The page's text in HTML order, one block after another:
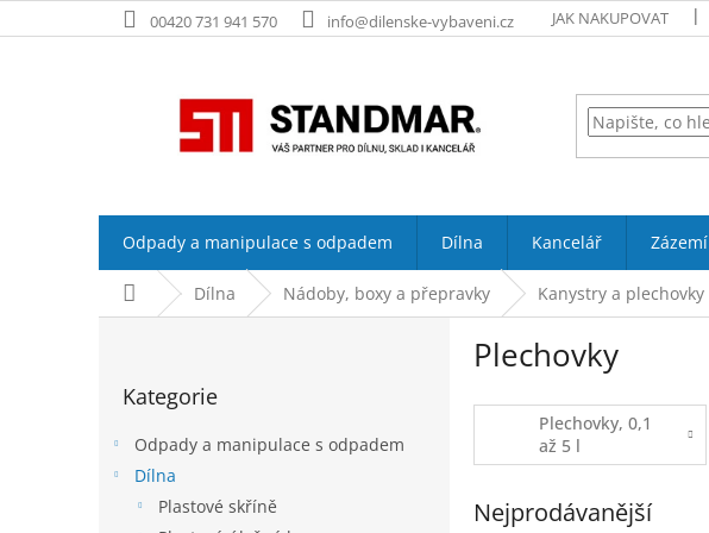
na
00420 731 941 570 info@dilenske-vybaveni.cz JAK NAKUPOVAT
Odpady a manipulace s odpadem Dílna Kancelář Zázemí
Domů Dílna Nádoby, boxy a přepravky Kanystry a plechovky
kategorie
Kategorie
Odpady a manipulace s odpadem
Dílna
Plastové skříně
Plechovky
Plechovky, 0,1
až 5 l
Nejprodávanější